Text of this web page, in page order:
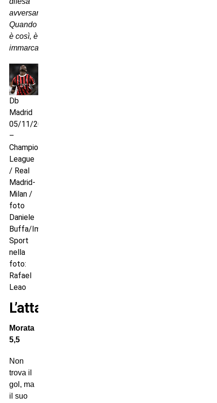
avversaria.
Quando
è così, è
immarcabile.)
Db
Madrid
05/11/2024
–
Champions
League
/ Real
Madrid-
Milan /
foto
Daniele
Buffa/Image
Sport
nella
foto:
Rafael
Leao
L’attacco
Morata
5,5
Non
trova il
gol, ma
il suo